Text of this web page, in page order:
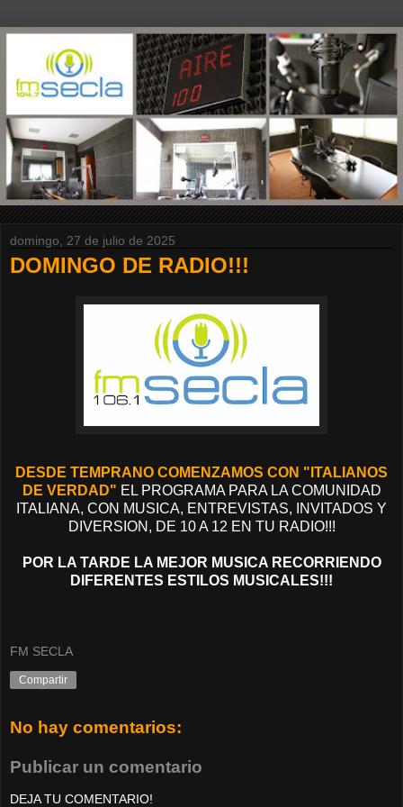
domingo, 27 de julio de 2025
DOMINGO DE RADIO!!!
DESDE TEMPRANO COMENZAMOS CON "ITALIANOS
DE VERDAD" EL PROGRAMA PARA LA COMUNIDAD
ITALIANA, CON MUSICA, ENTREVISTAS, INVITADOS Y
DIVERSION, DE 10 A 12 EN TU RADIO!!!
POR LA TARDE LA MEJOR MUSICA RECORRIENDO
DIFERENTES ESTILOS MUSICALES!!!
FM SECLA
Compartir
No hay comentarios:
Publicar un comentario
DEJA TU COMENTARIO!